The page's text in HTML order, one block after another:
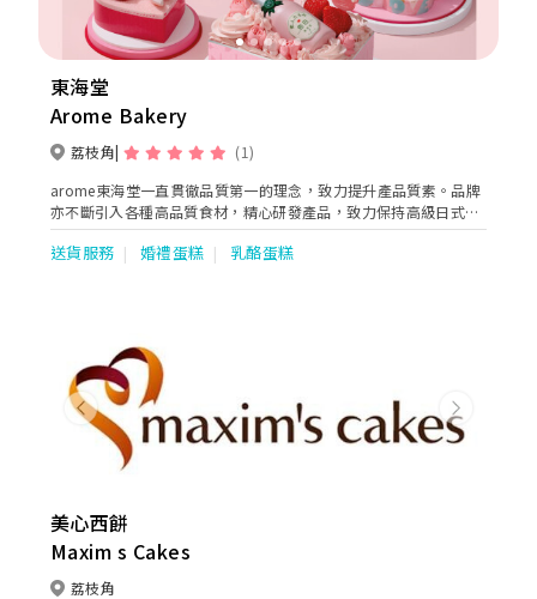
東海堂
Arome Bakery
荔枝角
(1)
arome東海堂一直貫徹品質第一的理念，致力提升產品質素。品牌
亦不斷引入各種高品質食材，精心研發產品，致力保持高級日式蛋
糕品牌的定位。 arome東海堂於日本到處搜羅優質食材，如京都
「宇治丸久小山園」抹茶、北海道「花畑牧場」芝士、沖繩紫薯、
送貨服務 婚禮蛋糕 乳酪蛋糕
Previous Next
美心西餅
Maxim s Cakes
荔枝角